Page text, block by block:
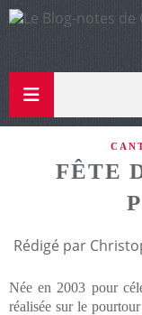
FÊTE
Rédigé par
Née en 2003 pour
réalisée sur le